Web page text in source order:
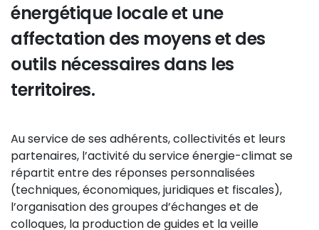
énergétique locale et une
affectation des moyens et des
outils nécessaires dans les
territoires.
Au service de ses adhérents, collectivités et leurs
partenaires, l’activité du service énergie-climat se
répartit entre des réponses personnalisées
(techniques, économiques, juridiques et fiscales),
l’organisation des groupes d’échanges et de
colloques, la production de guides et la veille